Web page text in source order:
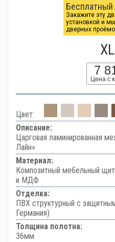
Бесплатный
Закажите эту
установкой и
дверных
7
Цена с
Цвет:
Описание:
Царговая ламинированная
Лайн»
Материал:
Композитный мебельный
и МДФ
Отделка:
ПВХ структурный с
Германия)
Толщина полотна:
36мм